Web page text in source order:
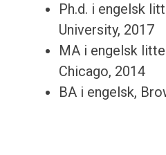
Ph.d. i engelsk
University, 2017
MA i engelsk
Chicago, 2014
BA i engelsk,